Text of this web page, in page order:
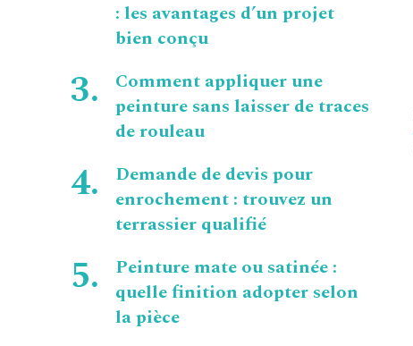
: les avantages d’un projet
bien conçu
Comment appliquer une
peinture sans laisser de traces
de rouleau
Demande de devis pour
enrochement : trouvez un
terrassier qualifié
Peinture mate ou satinée :
quelle finition adopter selon
la pièce